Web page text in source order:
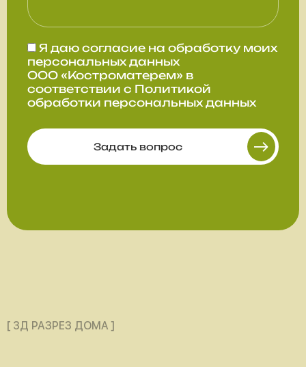
Я даю согласие на обработку моих
персональных данных
ООО «Костроматерем» в
соответствии с Политикой
обработки персональных данных
Задать вопрос
[ 3Д РАЗРЕЗ ДОМА ]